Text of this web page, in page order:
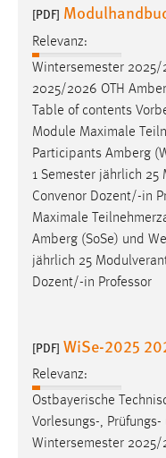
[PDF]
Relevanz:
Wintersemester
2025/2026 OTH
Table of contents
Module Maximale
Participants Amberg
1 Semester jährlich
Convenor Dozent/-in
Maximale
Amberg (SoSe) und
jährlich 25
Dozent/-in Professor
[PDF] WiSe-2025
Relevanz:
Ostbayerische
Vorlesungs-,
Wintersemester